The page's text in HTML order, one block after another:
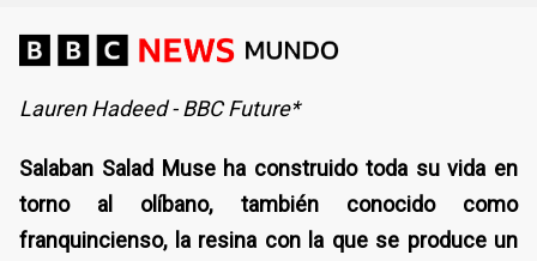
Lauren Hadeed - BBC Future*
Salaban Salad Muse ha construido toda su vida en
torno al olíbano, también conocido como
franquincienso, la resina con la que se produce un